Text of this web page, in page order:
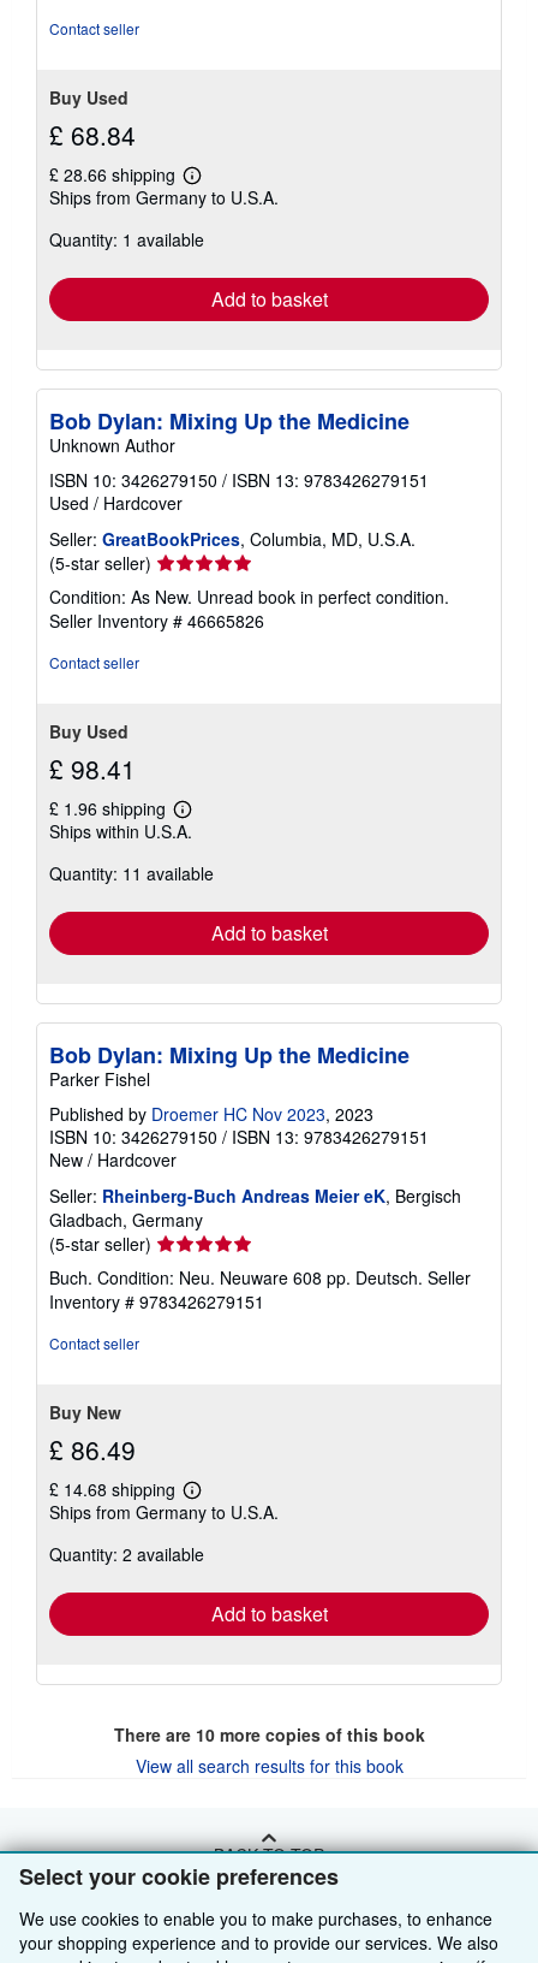
Select your cookie preferences
We use cookies to enable you to make purchases, to enhance
your shopping experience and to provide our services. We also
Contact seller
Buy Used
£ 68.84
£ 28.66 shipping
Learn
more
shipping
Ships from Germany to U.S.A.
Quantity: 1 available
Add to basket
Bob Dylan: Mixing Up the Medicine
Unknown Author
ISBN 10: 3426279150 / ISBN 13: 9783426279151
Used / Hardcover
Seller: GreatBookPrices, Columbia, MD, U.S.A.
(5-star seller) Seller
rating
5
out
Condition: As New. Unread book in perfect condition.
Seller Inventory # 46665826
Contact seller
Buy Used
£ 98.41
£ 1.96 shipping
Learn
more
shipping
Ships within U.S.A.
Quantity: 11 available
Add to basket
Bob Dylan: Mixing Up the Medicine
Parker Fishel
Published by Droemer HC Nov 2023, 2023
ISBN 10: 3426279150 / ISBN 13: 9783426279151
New / Hardcover
Seller: Rheinberg-Buch Andreas Meier eK, Bergisch
Gladbach, Germany
(5-star seller) Seller
rating
5
out
Buch. Condition: Neu. Neuware 608 pp. Deutsch. Seller
Inventory # 9783426279151
Contact seller
Buy New
£ 86.49
£ 14.68 shipping
Learn
more
shipping
Ships from Germany to U.S.A.
Quantity: 2 available
Add to basket
There are 10more copies of this book
View all search results for this book
BACK TO TOP
Shop With Us